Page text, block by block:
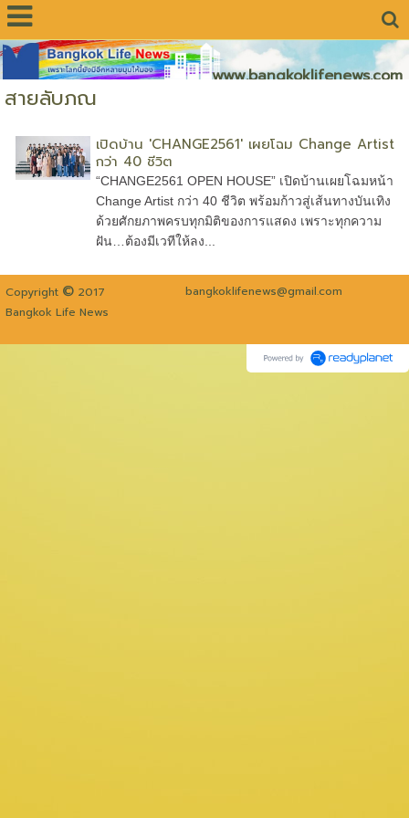
www.bangkoklifenews.com
สายลับภณ
เปิดบ้าน 'CHANGE2561' เผยโฉม Change Artist
กว่า 40 ชีวิต
“CHANGE2561 OPEN HOUSE” เปิดบ้านเผยโฉมหน้า
Change Artist กว่า 40 ชีวิต พร้อมก้าวสู่เส้นทางบันเทิง
ด้วยศักยภาพครบทุกมิติของการแสดง เพราะทุกความ
ฝัน…ต้องมีเวทีให้ลง...
Copyright © 2017
bangkoklifenews@gmail.com
Bangkok Life News